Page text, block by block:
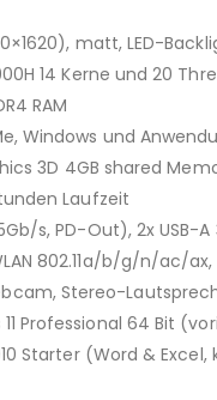
matt, LED-
14 Kerne und 20
RAM
Windows und
3D 4GB shared
Laufzeit
​s, PD-Out), 2x USB-
802.11a/​b/​g/​n/​ac/​ax,
Stereo-
Professional 64 Bit
Starter (Word &